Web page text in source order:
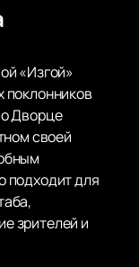
«Изгой»
поклонников
Дворце
своей
подходит для
зрителей и